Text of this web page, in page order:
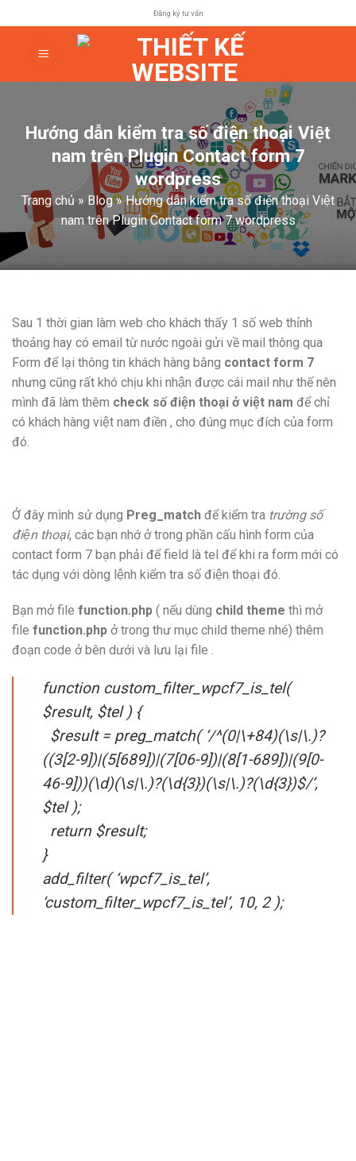
to
content
Đăng ký tư vấn
Hướng dẫn kiểm tra số điện thoại Việt
nam trên Plugin Contact form 7
wordpress
Trang chủ » Blog»Hướng dẫn kiểm tra số điện thoại Việt
nam trên Plugin Contact form 7 wordpress
Sau 1 thời gian làm web cho khách thấy 1 số web thỉnh
thoảng hay có email từ nước ngoài gửi về mail thông qua
Form để lại thông tin khách hàng bằng contact form 7
nhưng cũng rất khó chịu khi nhận được cái mail như thế nên
mình đã làm thêm check số điện thoại ở việt nam để chỉ
có khách hàng việt nam điền , cho đúng mục đích của form
đó.
Ở đây mình sử dụng Preg_match để kiểm tra trường số
điện thoại, các bạn nhớ ở trong phần cấu hình form của
contact form 7 bạn phải để field là tel để khi ra form mới có
tác dụng với dòng lệnh kiểm tra số điện thoại đó.
Bạn mở file function.php ( nếu dùng child theme thì mở
file function.php ở trong thư mục child theme nhé) thêm
đoạn code ở bên dưới và lưu lại file .
function custom_filter_wpcf7_is_tel(
$result, $tel ) {
$result = preg_match( ‘/^(0|\+84)(\s|\.)?
((3[2-9])|(5[689])|(7[06-9])|(8[1-689])|(9[0-
46-9]))(\d)(\s|\.)?(\d{3})(\s|\.)?(\d{3})$/’,
$tel );
return $result;
}
add_filter( ‘wpcf7_is_tel’,
‘custom_filter_wpcf7_is_tel’, 10, 2 );